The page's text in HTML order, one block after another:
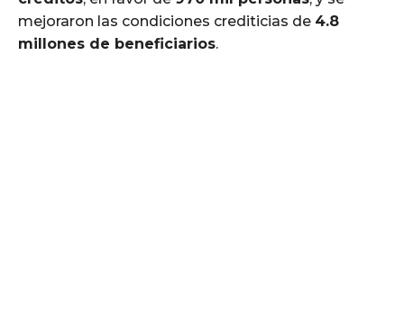
mejoraron las condiciones crediticias de 4.8
millones de beneficiarios.